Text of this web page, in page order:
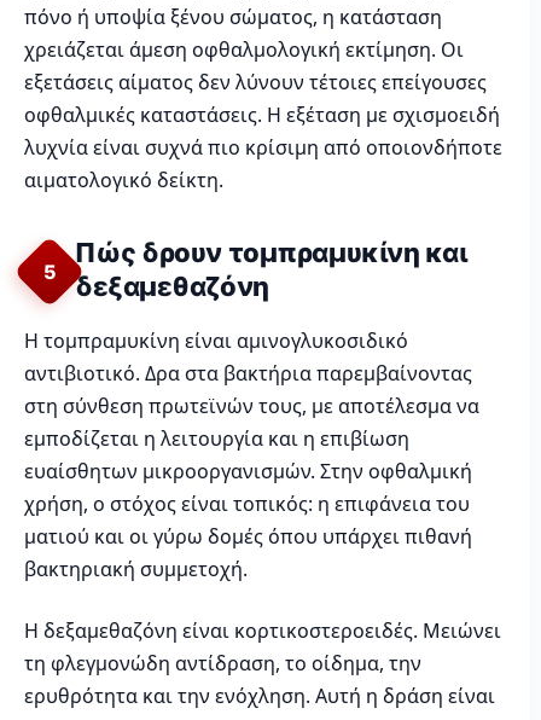
πόνο ή υποψία ξένου σώματος, η κατάσταση
χρειάζεται άμεση οφθαλμολογική εκτίμηση. Οι
εξετάσεις αίματος δεν λύνουν τέτοιες επείγουσες
οφθαλμικές καταστάσεις. Η εξέταση με σχισμοειδή
λυχνία είναι συχνά πιο κρίσιμη από οποιονδήποτε
αιματολογικό δείκτη.
5
Πώς δρουν τομπραμυκίνη και
δεξαμεθαζόνη
Η τομπραμυκίνη είναι αμινογλυκοσιδικό
αντιβιοτικό. Δρα στα βακτήρια παρεμβαίνοντας
στη σύνθεση πρωτεϊνών τους, με αποτέλεσμα να
εμποδίζεται η λειτουργία και η επιβίωση
ευαίσθητων μικροοργανισμών. Στην οφθαλμική
χρήση, ο στόχος είναι τοπικός: η επιφάνεια του
ματιού και οι γύρω δομές όπου υπάρχει πιθανή
βακτηριακή συμμετοχή.
Η δεξαμεθαζόνη είναι κορτικοστεροειδές. Μειώνει
τη φλεγμονώδη αντίδραση, το οίδημα, την
ερυθρότητα και την ενόχληση. Αυτή η δράση είναι